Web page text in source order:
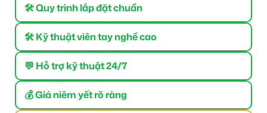
🛠 Quy trình lắp đặt chuẩn
🛠 Kỹ thuật viên tay nghề cao
💬 Hỗ trợ kỹ thuật 24/7
💰 Giá niêm yết rõ ràng